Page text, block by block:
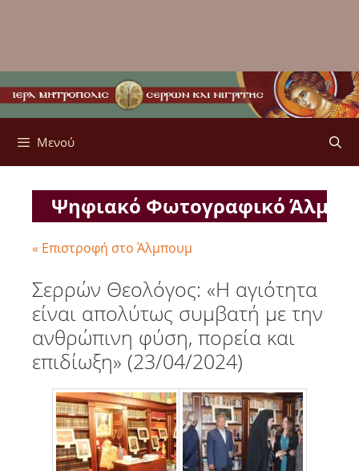
Μενού
Ψηφιακό Φωτογραφικό
« Επιστροφή στο Άλμπουμ
Σερρών Θεολόγος: «Η αγιότητα
είναι απολύτως συμβατή με την
ανθρώπινη φύση, πορεία και
επιδίωξη» (23/04/2024)